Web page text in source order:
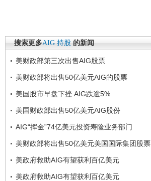
搜索更多AIG 持股 的新闻
美财政部第三次出售AIG股票
美财政部将出售50亿美元AIG的股票
美国股市早盘下挫 AIG跌逾5%
美国财政部出售50亿美元AIG股份
AIG“挥金”74亿美元投资寿险业务部门
美财政部将出售50亿美元美国国际集团股票
美政府救助AIG有望获利百亿美元
美政府救助AIG有望获利百亿美元